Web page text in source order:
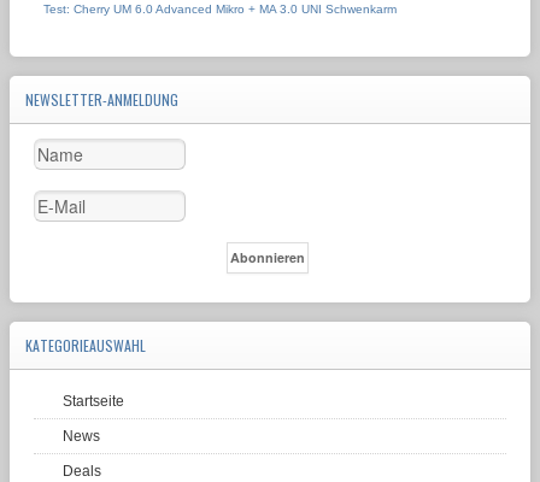
Test: Cherry UM 6.0 Advanced Mikro + MA 3.0 UNI Schwenkarm
NEWSLETTER-ANMELDUNG
KATEGORIEAUSWAHL
Startseite
News
Deals